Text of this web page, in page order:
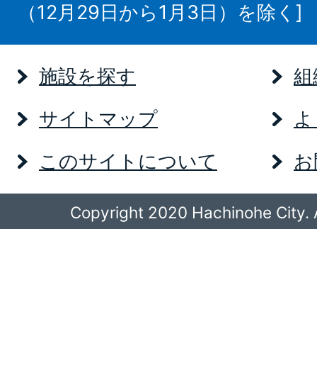
（12月29日から1月3日）を除く]
施設を探す
サイトマップ
このサイトについて
Copyright 2020 Hachinohe City.